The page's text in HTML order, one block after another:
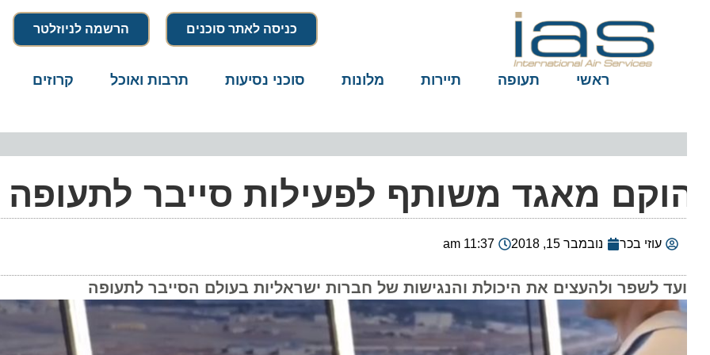
כניסה לאתר סוכנים הרשמה לניוזלטר
ראשי תעופה תיירות מלונות סוכני נסיעות תרבות ואוכל קרוזים
מאגד משותף לפעילות סייבר לתעופה
עוזי בכר נובמבר 15, 2018 11:37 am
לשפר ולהעצים את היכולת והנגישות של חברות ישראליות בעולם הסייבר לתעופה